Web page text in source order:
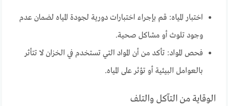
اختبار المياه: قم بإجراء اختبارات دورية لجودة المياه لضمان عدم
وجود تلوث أو مشاكل صحية.
فحص المواد: تأكد من أن المواد التي تستخدم في الخزان لا تتأثر
بالعوامل البيئية أو تؤثر على المياه.
الوقاية من التآكل والتلف